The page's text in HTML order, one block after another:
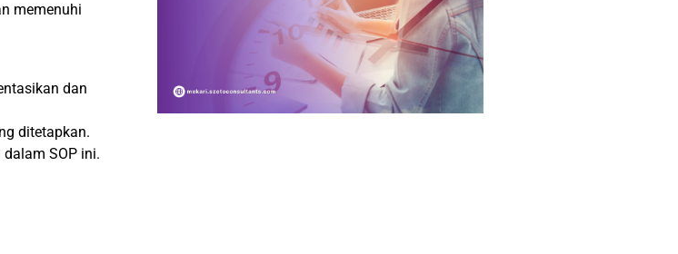
memenuhi
dan
ditetapkan.
SOP ini.